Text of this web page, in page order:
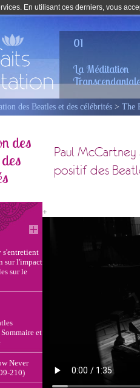
En utilisant ces derniers, vous
01
La Méditation
des Beatles et des célébrités > The
des
s'entretient
sur l'impact
sur le
et
Never
210)
Paul
positif des
+